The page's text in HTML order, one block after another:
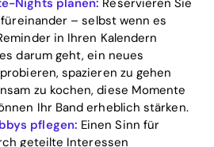
Download – selbst wenn es
in Ihren Kalendern
darum geht, ein neues
spazieren zu gehen
zu kochen, diese Momente
Ihr Band erheblich stärken.
pflegen: Einen Sinn für
geteilte Interessen